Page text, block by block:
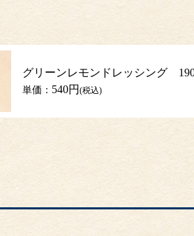
グリーンレモンドレッシング
単価： 540円 (税込)